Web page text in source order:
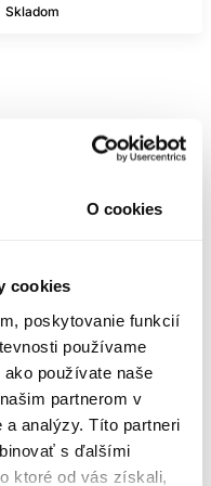
O cookies
cookies
poskytovanie funkcií
používame
používate naše
partnerom v
analýzy. Títo partneri
s ďalšími
ktoré od vás získali,
PO
najmä vtedy, keď sú
alebo pravidelnom
alebo opakovanom
rýchlejšie
starostlivosti sa ľahšie
vlasy sú vhodné aj pre
dlhé vlasy, ktoré sa trú o
gumičke alebo vlasy
a častému česaniu. V
ktorá pomáha
a obmedzuje ďalšie
Skladom ㅤ